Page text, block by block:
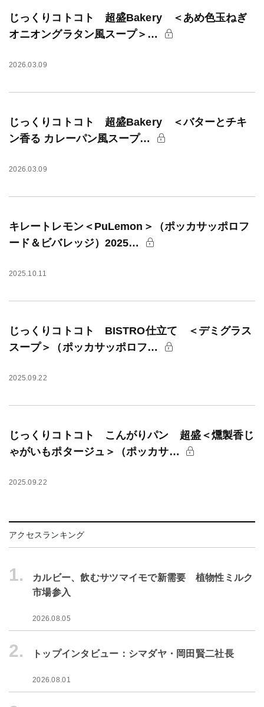
じっくりコトコト 超盛Bakery ＜あめ色玉ねぎ
オニオングラタン風スープ＞…
2026.03.09
じっくりコトコト 超盛Bakery ＜バターとチキ
ン香る カレーパン風スープ…
2026.03.09
キレートレモン＜PuLemon＞（ポッカサッポロフ
ード＆ビバレッジ）2025…
2025.10.11
じっくりコトコト BISTRO仕立て ＜デミグラス
スープ＞（ポッカサッポロフ…
2025.09.22
じっくりコトコト こんがりパン 超盛＜燻製香じ
ゃがいもポタージュ＞（ポッカサ…
2025.09.22
アクセスランキング
1.
カルビー、飲むサツマイモで新需要 植物性ミルク
市場参入
2026.08.05
2. トップインタビュー：シマダヤ・岡田賢二社長
2026.08.01